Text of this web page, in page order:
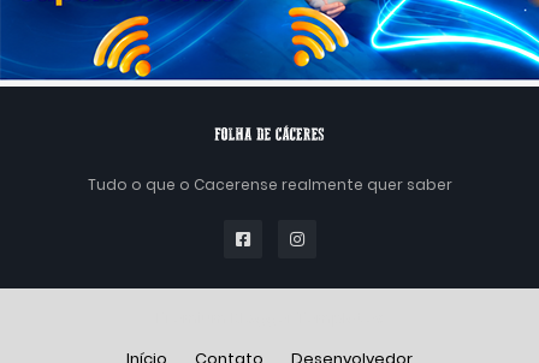
Tudo o que o Cacerense realmente quer saber